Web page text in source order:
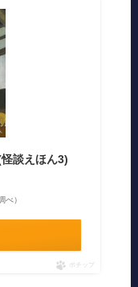
談えほん3)
）
ポチップ